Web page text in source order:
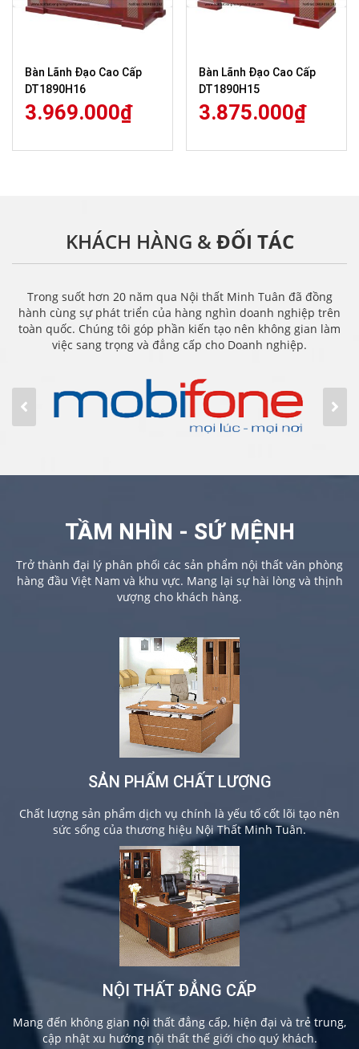
Bàn Lãnh Đạo Cao Cấp
DT1890H16
3.969.000₫
Bàn Lãnh Đạo Cao Cấp
DT1890H15
3.875.000₫
KHÁCH HÀNG &ĐỐI TÁC
Trong suốt hơn 20 năm qua Nội thất Minh Tuân đã đồng
hành cùng sự phát triển của hàng nghìn doanh nghiệp trên
toàn quốc. Chúng tôi góp phần kiến tạo nên không gian làm
việc sang trọng và đẳng cấp cho Doanh nghiệp.
TẦM NHÌN - SỨ MỆNH
Trở thành đại lý phân phối các sản phẩm nội thất văn phòng
hàng đầu Việt Nam và khu vực. Mang lại sự hài lòng và thịnh
vượng cho khách hàng.
SẢN PHẨM CHẤT LƯỢNG
Chất lượng sản phẩm dịch vụ chính là yếu tố cốt lõi tạo nên
sức sống của thương hiệu Nội Thất Minh Tuân.
NỘI THẤT ĐẲNG CẤP
Mang đến không gian nội thất đẳng cấp, hiện đại và trẻ trung,
cập nhật xu hướng nội thất thế giới cho quý khách.